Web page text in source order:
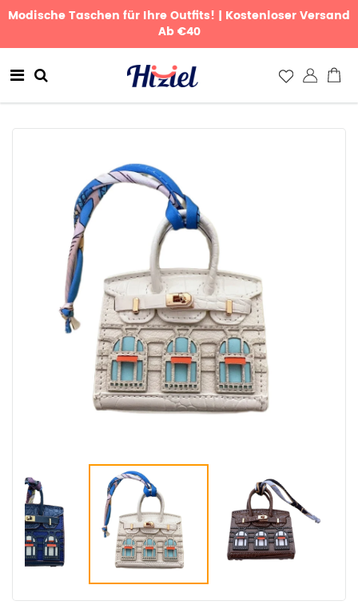
Modische Taschen für Ihre Outfits! | Kostenloser Versand
Ab €40